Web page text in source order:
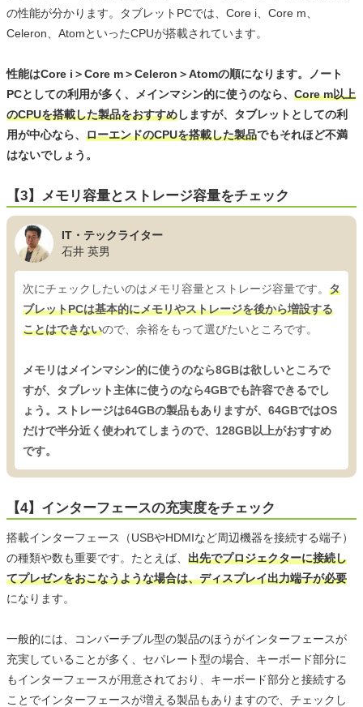
の性能が分かります。タブレットPCでは、Core i、Core m、
Celeron、AtomといったCPUが搭載されています。
性能はCore i＞Core m＞Celeron＞Atomの順になります。ノート
PCとしての利用が多く、メインマシン的に使うのなら、 Core m以上
のCPUを搭載した製品をおすすめしますが、タブレットとしての利
用が中心なら、 ローエンドのCPUを搭載した製品でもそれほど不満
はないでしょう。
【3】メモリ容量とストレージ容量をチェック
IT・テックライター
石井 英男
次にチェックしたいのはメモリ容量とストレージ容量です。 タ
ブレットPCは基本的にメモリやストレージを後から増設する
ことはできないので、余裕をもって選びたいところです。
メモリはメインマシン的に使うのなら8GBは欲しいところで
すが、タブレット主体に使うのなら4GBでも許容できるでし
ょう。ストレージは64GBの製品もありますが、64GBではOS
だけで半分近く使われてしまうので、128GB以上がおすすめ
です。
【4】インターフェースの充実度をチェック
搭載インターフェース（USBやHDMIなど周辺機器を接続する端子）
の種類や数も重要です。たとえば、 出先でプロジェクターに接続し
てプレゼンをおこなうような場合は、ディスプレイ出力端子が必要
になります。
一般的には、コンバーチブル型の製品のほうがインターフェースが
充実していることが多く、セパレート型の場合、キーボード部分に
もインターフェースが用意されており、キーボード部分と接続する
ことでインターフェースが増える製品もありますので、チェックし